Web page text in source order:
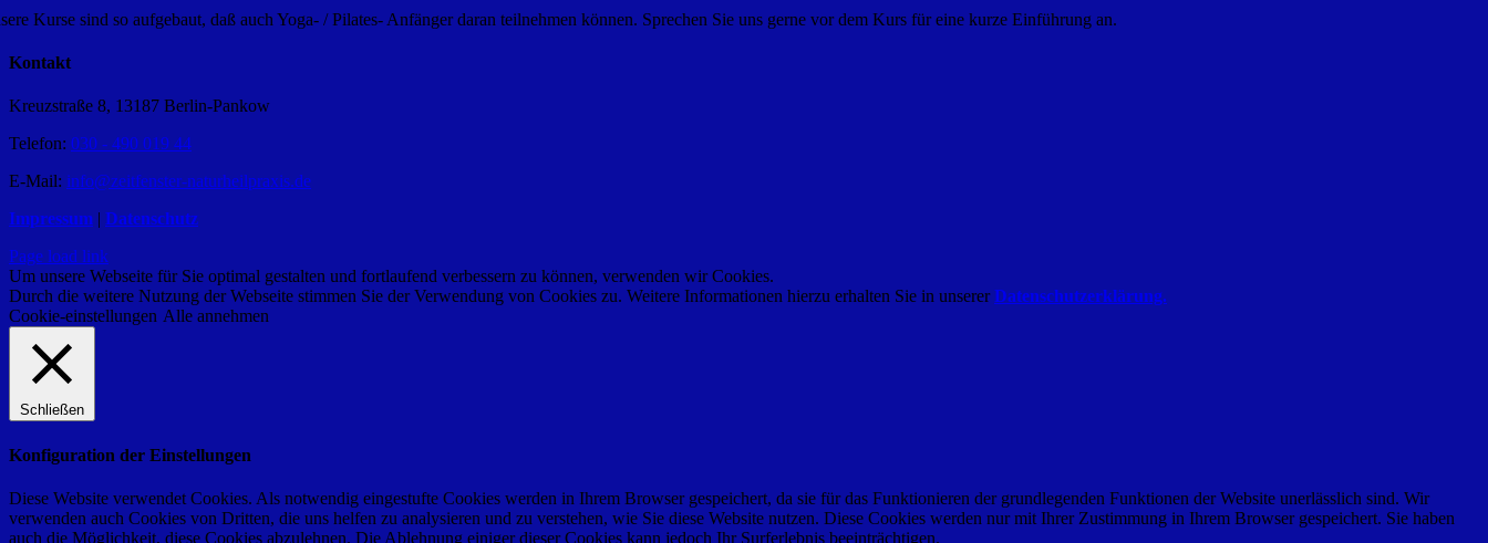
Kurse sind so aufgebaut, daß auch Yoga- / Pilates- Anfänger daran teilnehmen können. Sprechen Sie uns gerne vor dem Kurs für eine kurze Einführung an.
Kontakt
Kreuzstraße 8, 13187 Berlin-Pankow
Telefon: 030 - 490 019 44
E-Mail: info@zeitfenster-naturheilpraxis.de
Impressum | Datenschutz
Page load link
Um unsere Webseite für Sie optimal gestalten und fortlaufend verbessern zu können, verwenden wir Cookies.
Durch die weitere Nutzung der Webseite stimmen Sie der Verwendung von Cookies zu. Weitere Informationen hierzu erhalten Sie in unsererDatenschutzerklärung.
Cookie-einstellungen Alle annehmen
Schließen
Konfiguration der Einstellungen
Diese Website verwendet Cookies. Als notwendig eingestufte Cookies werden in Ihrem Browser gespeichert, da sie für das Funktionieren der grundlegenden Funktionen der Website unerlässlich sind. Wir
verwenden auch Cookies von Dritten, die uns helfen zu analysieren und zu verstehen, wie Sie diese Website nutzen. Diese Cookies werden nur mit Ihrer Zustimmung in Ihrem Browser gespeichert. Sie haben
auch die Möglichkeit, diese Cookies abzulehnen. Die Ablehnung einiger dieser Cookies kann jedoch Ihr Surferlebnis beeinträchtigen.